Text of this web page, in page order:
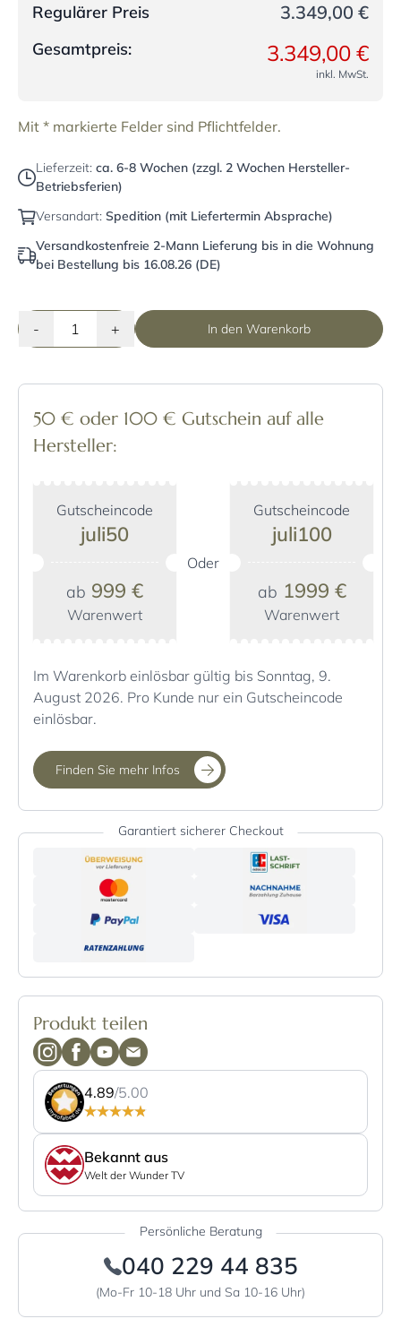
Regulärer Preis 3.349,00 €
Gesamtpreis: 3.349,00 €
inkl. MwSt.
Mit * markierte Felder sind Pflichtfelder.
Lieferzeit: ca. 6-8 Wochen (zzgl. 2 Wochen Hersteller-
Betriebsferien)
Versandart: Spedition (mit Liefertermin Absprache)
Versandkostenfreie 2-Mann Lieferung bis in die Wohnung
bei Bestellung bis 16.08.26 (DE)
- + In den Warenkorb
50 € oder 100 € Gutschein auf alle
Hersteller:
Gutscheincode
juli50
ab 999 €
Warenwert
Oder
Gutscheincode
juli100
ab 1999 €
Warenwert
Im Warenkorb einlösbar gültig bis Sonntag, 9.
August 2026. Pro Kunde nur ein Gutscheincode
einlösbar.
Finden Sie mehr Infos
Garantiert sicherer Checkout
Produkt teilen
4.89/5.00
Bekannt aus
Welt der Wunder TV
Persönliche Beratung
040 229 44 835
(Mo-Fr 10-18 Uhr und Sa 10-16 Uhr)